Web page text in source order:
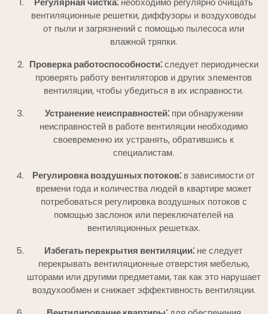
вентиляционные решетки, диффузоры и воздуховоды
от пыли и загрязнений с помощью пылесоса или
влажной тряпки.
Проверка работоспособности⁚следует периодически
проверять работу вентиляторов и других элементов
вентиляции, чтобы убедиться в их исправности.
Устранение неисправностей⁚при обнаружении
неисправностей в работе вентиляции необходимо
своевременно их устранять, обратившись к
специалистам.
Регулировка воздушных потоков⁚ в зависимости от
времени года и количества людей в квартире может
потребоваться регулировка воздушных потоков с
помощью заслонок или переключателей на
вентиляционных решетках.
Избегать перекрытия вентиляции⁚ не следует
перекрывать вентиляционные отверстия мебелью,
шторами или другими предметами, так как это нарушает
воздухообмен и снижает эффективность вентиляции.